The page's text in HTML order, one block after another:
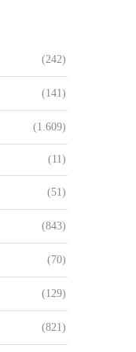
(242)
(141)
(1.609)
(11)
(51)
(843)
(70)
(129)
(821)